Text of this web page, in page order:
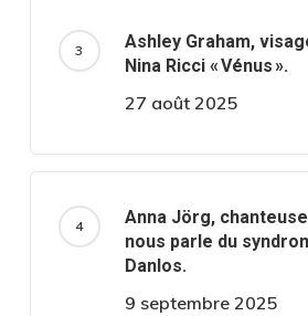
Ashley Graham,
Nina Ricci « Vénus ».
27 août 2025
Anna Jörg,
nous parle du
Danlos.
9 septembre 2025